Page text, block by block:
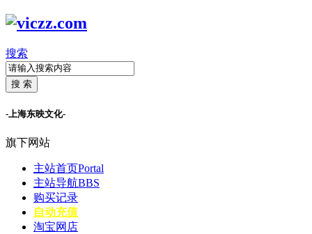
搜索
搜 索
-上海东映文化-
旗下网站
主站首页Portal
主站导航BBS
购买记录
自动充值
淘宝网店